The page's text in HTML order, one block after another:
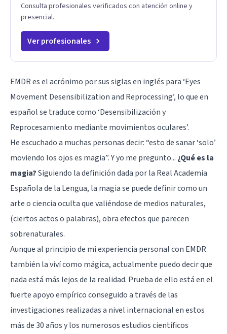
Consulta profesionales verificados con atención online y
presencial.
Ver profesionales
EMDR es el acrónimo por sus siglas en inglés para ‘Eyes
Movement Desensibilization and Reprocessing’, lo que en
español se traduce como ‘Desensibilización y
Reprocesamiento mediante movimientos oculares’.
He escuchado a muchas personas decir: “esto de sanar ‘solo’
moviendo los ojos es magia”. Y yo me pregunto... ¿Qué es la
magia?Siguiendo la definición dada por la Real Academia
Española de la Lengua, la magia se puede definir como un
arte o ciencia oculta que valiéndose de medios naturales,
(ciertos actos o palabras), obra efectos que parecen
sobrenaturales.
Aunque al principio de mi experiencia personal con EMDR
también la viví como mágica, actualmente puedo decir que
nada está más lejos de la realidad. Prueba de ello está en el
fuerte apoyo empírico conseguido a través de las
investigaciones realizadas a nivel internacional en estos
más de 30 años y los numerosos estudios científicos